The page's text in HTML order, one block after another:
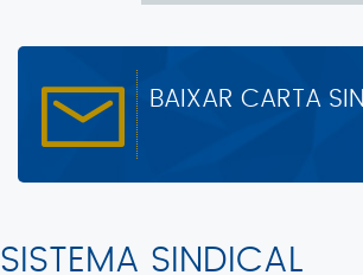
BAIXAR CARTA
SISTEMA SINDICAL